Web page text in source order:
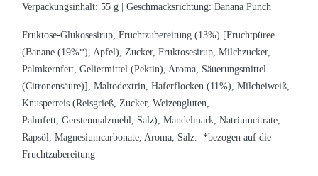
Verpackungsinhalt: 55 g | Geschmacksrichtung: Banana Punch
Fruktose-Glukosesirup, Fruchtzubereitung (13%) [Fruchtpüree
(Banane (19%*), Apfel), Zucker, Fruktosesirup, Milchzucker,
Palmkernfett, Geliermittel (Pektin), Aroma, Säuerungsmittel
(Citronensäure)], Maltodextrin, Haferflocken (11%), Milcheiweiß,
Knusperreis (Reisgrieß, Zucker, Weizengluten,
Palmfett, Gerstenmalzmehl, Salz), Mandelmark, Natriumcitrate,
Rapsöl, Magnesiumcarbonate, Aroma, Salz. *bezogen auf die
Fruchtzubereitung